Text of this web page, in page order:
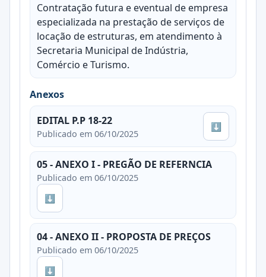
Contratação futura e eventual de empresa
especializada na prestação de serviços de
locação de estruturas, em atendimento à
Secretaria Municipal de Indústria,
Comércio e Turismo.
Anexos
EDITAL P.P 18-22
Publicado em 06/10/2025
⬇
05 - ANEXO I - PREGÃO DE REFERNCIA
Publicado em 06/10/2025
⬇
04 - ANEXO II - PROPOSTA DE PREÇOS
Publicado em 06/10/2025
⬇